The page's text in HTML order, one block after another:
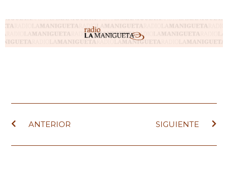
ANTERIOR SIGUIENTE